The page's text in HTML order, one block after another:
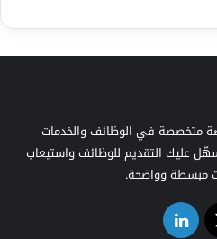
متخصصة في الوظائف والخدمات
عليك التقديم للوظائف واستيعاب
مبسطة وواضحة.
‫X لينكدإن